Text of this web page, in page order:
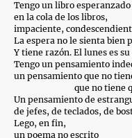
Tengo un libro esperanzado
en la cola de los libros,
impaciente,
La espera no le sienta bien
Y tiene razón. El lunes es su
Tengo un pensamiento
un pensamiento que no
que no tiene
Un pensamiento de
de jefes, de teclados, de
Lego, en fin,
un poema no escrito